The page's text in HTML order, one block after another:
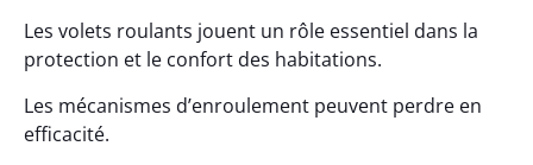
Les volets roulants jouent un rôle essentiel dans la
protection et le confort des habitations.
Les mécanismes d’enroulement peuvent perdre en
efficacité.